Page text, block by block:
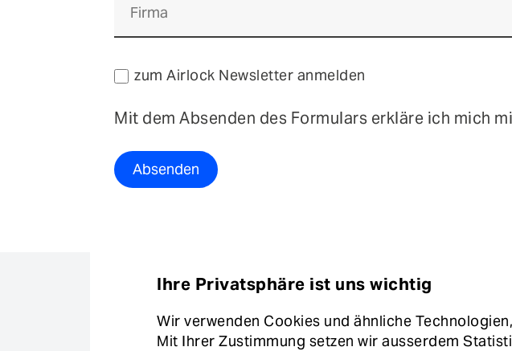
zum Airlock Newsletter anmelden
Mit dem Absenden des Formulars erkläre ich mich
Absenden
© Copyright Ergon Informatik AG
Ihre Privatsphäre ist uns wichtig
Wir verwenden Cookies und ähnliche
Mit Ihrer Zustimmung setzen wir ausserdem